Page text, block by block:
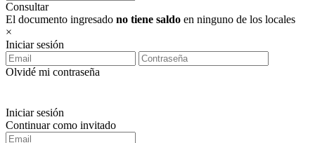
Consultar
El documento ingresado no tiene saldo en ninguno de los locales
×
Iniciar sesión
Olvidé mi contraseña
Iniciar sesión
Continuar como invitado